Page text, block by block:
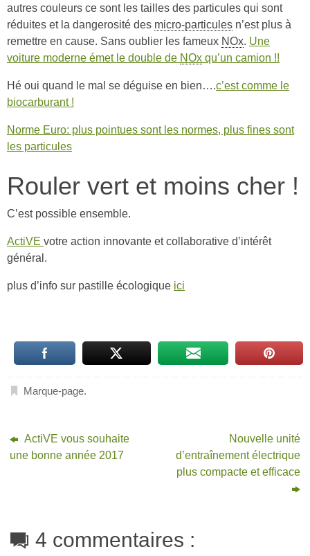
autres couleurs ce sont les tailles des particules qui sont
réduites et la dangerosité des micro-particules n’est plus à
remettre en cause. Sans oublier les fameux NOx. Une
voiture moderne émet le double de NOx qu’un camion !!
Hé oui quand le mal se déguise en bien….c’est comme le
biocarburant !
Norme Euro: plus pointues sont les normes, plus fines sont
les particules
Rouler vert et moins cher !
C’est possible ensemble.
ActiVE votre action innovante et collaborative d’intérêt
général.
plus d’info sur pastille écologique ici
Marque-page.
ActiVE vous souhaite
une bonne année 2017
Nouvelle unité
d’entraînement électrique
plus compacte et efficace
4 commentaires :